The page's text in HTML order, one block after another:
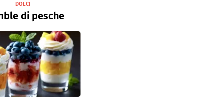
DOLCI
di pesche